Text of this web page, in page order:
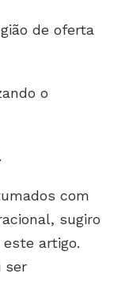
de oferta
o
com
sugiro
artigo.
ser